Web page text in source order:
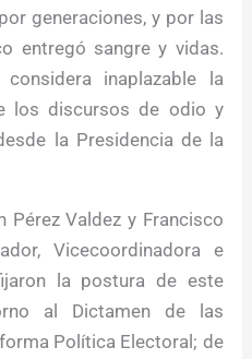
generaciones, y por las
entregó sangre y vidas.
inaplazable la
los discursos de odio y
la Presidencia de la
Pérez Valdez y Francisco
Vicecoordinadora e
la postura de este
al Dictamen de las
Política Electoral; de